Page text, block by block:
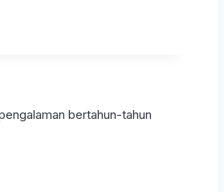
bertahun-tahun